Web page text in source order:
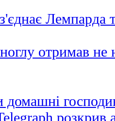
Лемпарда
отримав не
розкрив